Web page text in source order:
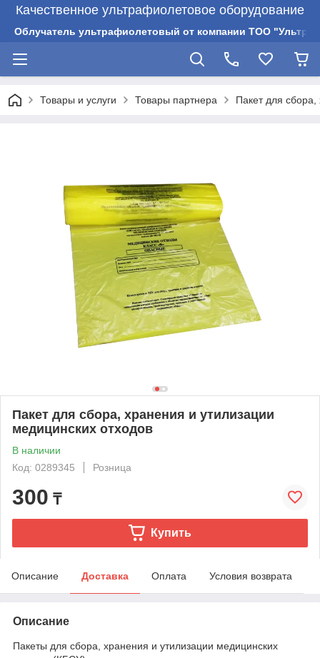
Качественное ультрафиолетовое оборудование
Облучатель ультрафиолетовый от компании ТОО
Товары и услуги Товары партнера Пакет для сбора,
Пакет для сбора, хранения и утилизации
медицинских отходов
В наличии
Код: 0289345
Розница
300 ₸
Купить
Описание Доставка Оплата Условия возврата
Описание
Пакеты для сбора, хранения и утилизации медицинских